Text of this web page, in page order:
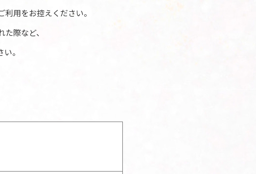
用をお控えください。
際など、
。